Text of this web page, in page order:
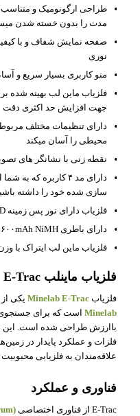
طراحی ارگونومیک و
مدت را بدون خسته شدن
صفحه نمایش شفاف و با
نوری
منو کاربری بسیار سریع و
فلزیاب ماین لب بهینه شده
جهت افزایش حد اکثری دقت
دارای تنظیمات مختلف
محیطی را آسان میکند
نقطه زنی با نشانگر های
دارای مد ۴ کاربره
سازی شده خود را داشته
فلزیاب دارای نور پس زمینه LCD
دارای باطری ۱۶۰۰mAh NiMH
فلزیاب ماین لب ایتراک با وزن بسیار
فلزیاب ماینلب E‑Trac
فلزیاب Minelab E‑Tracیکی از
Minelabاست که برای جستجوی
باارزش طراحی شده است. این
فلزات و عملکرد پایدار در
علاقه‌مندان به فلزیابی محبوبیت
فناوری و عملکرد
E‑Trac از فناوری اختصاصی